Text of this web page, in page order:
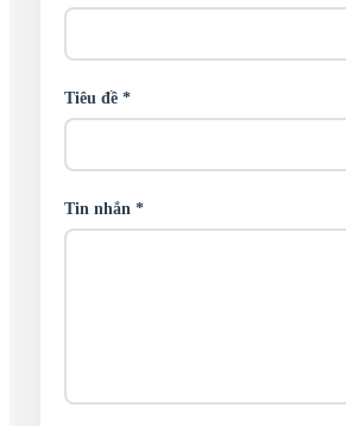
Tiêu đề *
Tin nhắn *